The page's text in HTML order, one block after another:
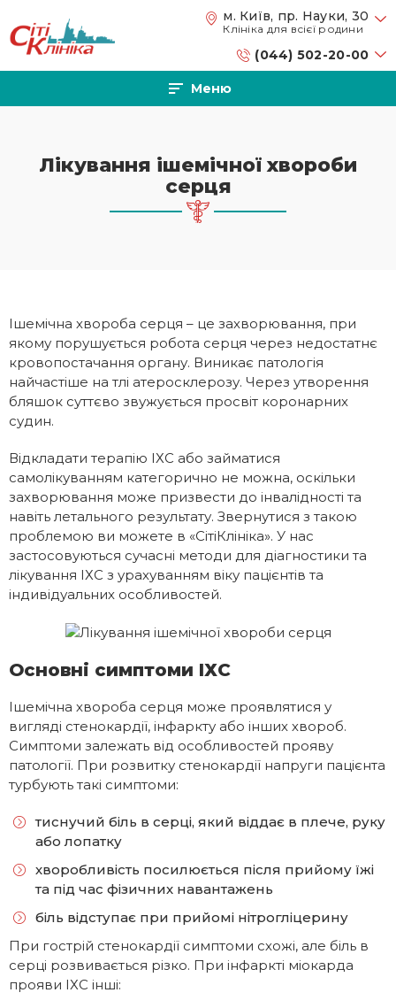
м. Київ, пр. Науки, 30
Клініка для всієї родини
(044) 502-20-00
Меню
Лікування ішемічної хвороби
серця
Ішемічна хвороба серця – це захворювання, при
якому порушується робота серця через недостатнє
кровопостачання органу. Виникає патологія
найчастіше на тлі атеросклерозу. Через утворення
бляшок суттєво звужується просвіт коронарних
судин.
Відкладати терапію ІХС або займатися
самолікуванням категорично не можна, оскільки
захворювання може призвести до інвалідності та
навіть летального результату. Звернутися з такою
проблемою ви можете в «СітіКлініка». У нас
застосовуються сучасні методи для діагностики та
лікування ІХС з урахуванням віку пацієнтів та
індивідуальних особливостей.
Основні симптоми ІХС
Ішемічна хвороба серця може проявлятися у
вигляді стенокардії, інфаркту або інших хвороб.
Симптоми залежать від особливостей прояву
патології. При розвитку стенокардії напруги пацієнта
турбують такі симптоми:
тиснучий біль в серці, який віддає в плече, руку
або лопатку
хворобливість посилюється після прийому їжі
та під час фізичних навантажень
біль відступає при прийомі нітрогліцерину
При гострій стенокардії симптоми схожі, але біль в
серці розвивається різко. При інфаркті міокарда
прояви ІХС інші: